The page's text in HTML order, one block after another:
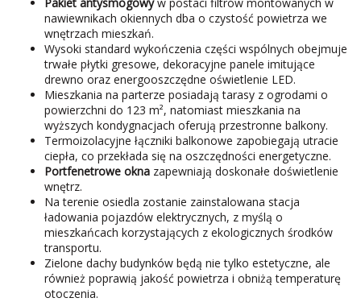
nawiewnikach okiennych dba o czystość powietrza we
wnętrzach mieszkań.
Wysoki standard wykończenia części wspólnych obejmuje
trwałe płytki gresowe, dekoracyjne panele imitujące
drewno oraz energooszczędne oświetlenie LED.
Mieszkania na parterze posiadają tarasy z ogrodami o
powierzchni do 123 m², natomiast mieszkania na
wyższych kondygnacjach oferują przestronne balkony.
Termoizolacyjne łączniki balkonowe zapobiegają utracie
ciepła, co przekłada się na oszczędności energetyczne.
Portfenetrowe okna zapewniają doskonałe doświetlenie
wnętrz.
Na terenie osiedla zostanie zainstalowana stacja
ładowania pojazdów elektrycznych, z myślą o
mieszkańcach korzystających z ekologicznych środków
transportu.
Zielone dachy budynków będą nie tylko estetyczne, ale
również poprawią jakość powietrza i obniżą temperaturę
otoczenia.